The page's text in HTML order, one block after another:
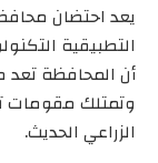
يعد احتضان
التطبيقية
أن المحافظة تعد
وتمتلك مقومات
الزراعي الحديث.